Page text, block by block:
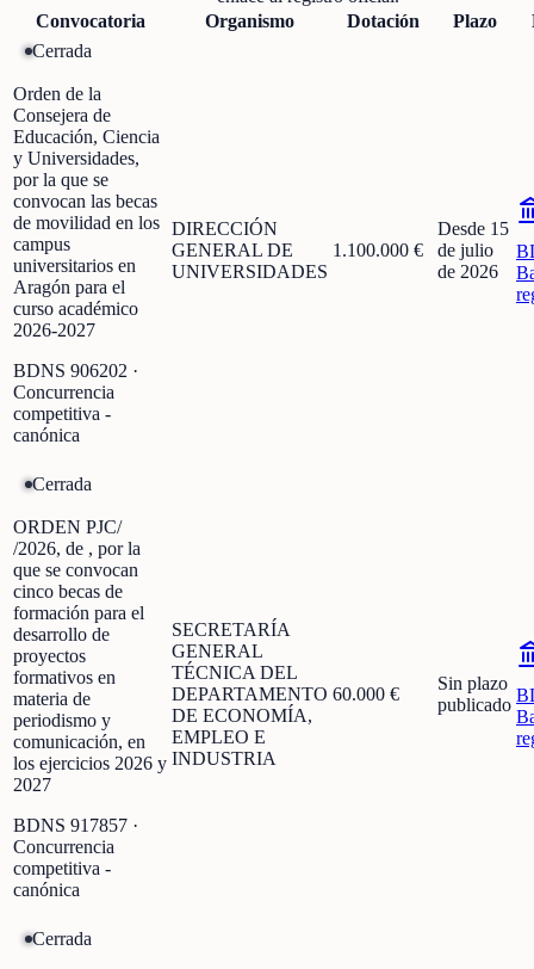
Convocatoria
Organismo Dotación Plazo
Cerrada
Orden de la
Consejera de
Educación, Ciencia
y Universidades,
por la que se
convocan las becas
de movilidad en los
campus
universitarios en
Aragón para el
curso académico
2026-2027
BDNS 906202 ·
Concurrencia
competitiva -
canónica
DIRECCIÓN
GENERAL DE
UNIVERSIDADES
1.100.000 €
Desde 15
de julio
de 2026
Cerrada
ORDEN PJC/
/2026, de , por la
que se convocan
cinco becas de
formación para el
desarrollo de
proyectos
formativos en
materia de
periodismo y
comunicación, en
los ejercicios 2026 y
2027
BDNS 917857 ·
Concurrencia
competitiva -
canónica
SECRETARÍA
GENERAL
TÉCNICA DEL
DEPARTAMENTO
DE ECONOMÍA,
EMPLEO E
INDUSTRIA
60.000 €
Sin plazo
publicado
Cerrada